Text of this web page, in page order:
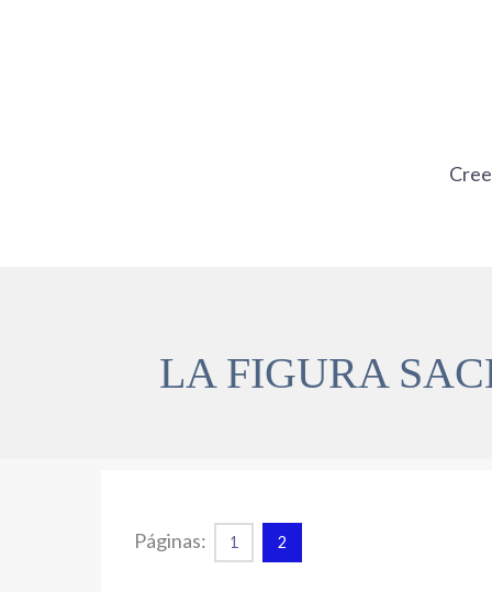
LA FIGURA
Páginas: 1 2